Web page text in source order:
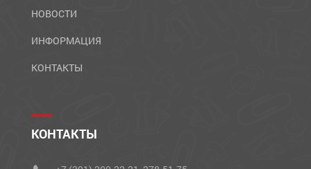
НОВОСТИ
ИНФОРМАЦИЯ
КОНТАКТЫ
КОНТАКТЫ